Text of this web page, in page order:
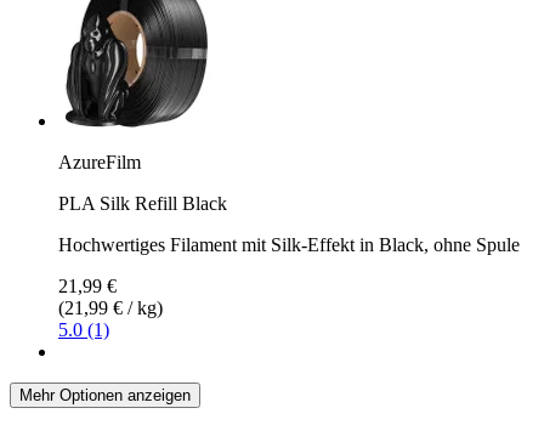
AzureFilm
PLA Silk Refill Black
Hochwertiges Filament mit Silk-Effekt in Black, ohne Spule
21,99 €
(21,99 € / kg)
5.0 (1)
Mehr Optionen anzeigen